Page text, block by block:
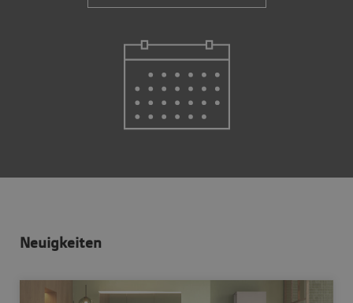
Neuigkeiten